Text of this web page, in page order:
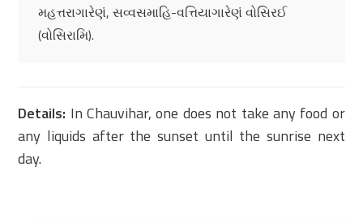
મહત્તરાગારેણં, સવ્વસમાહિ-વત્તિયાગારેણં વોસિરઈ
(વોસિરામિ).
Details: In Chauvihar, one does not take any food or
any liquids after the sunset until the sunrise next
day.